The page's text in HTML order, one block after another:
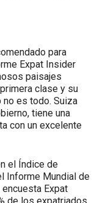
para
Expat Insider
paisajes
clase y su
es todo. Suiza
tiene una
con un excelente
el Índice de
Informe Mundial de
Expat